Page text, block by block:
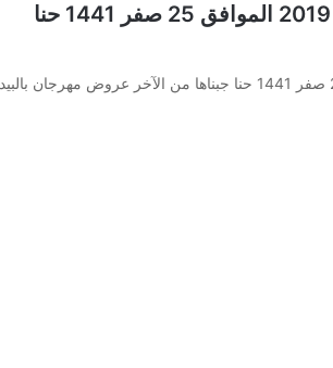
عروض مهرجان بالبيد الأسبوعية 24 أكتوبر 2019 الموافق 25 صفر 1441 حنا
عروض مهرجان بالبيد الأسبوعية 24 أكتوبر 2019 الموافق 25 صفر 1441 حنا جبناها من الآخر عروض مهرجان بالبيد